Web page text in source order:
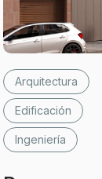
Arquitectura
Edificación
Ingeniería